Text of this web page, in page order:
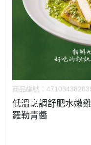
商品編號：
低溫烹調舒肥水嫩
羅勒青醬